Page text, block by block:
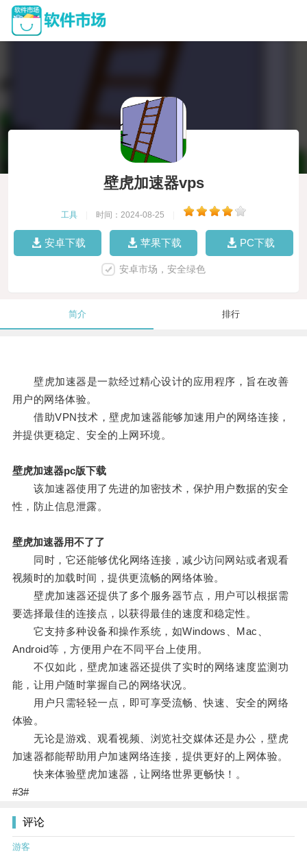
壁虎加速器vps
工具 时间：2024-08-25
安卓下载 苹果下载 PC下载
安卓市场，安全绿色
简介 排行
壁虎加速器是一款经过精心设计的应用程序，旨在改善
用户的网络体验。
借助VPN技术，壁虎加速器能够加速用户的网络连接，
并提供更稳定、安全的上网环境。
壁虎加速器pc版下载
该加速器使用了先进的加密技术，保护用户数据的安全
性，防止信息泄露。
壁虎加速器用不了了
同时，它还能够优化网络连接，减少访问网站或者观看
视频时的加载时间，提供更流畅的网络体验。
壁虎加速器还提供了多个服务器节点，用户可以根据需
要选择最佳的连接点，以获得最佳的速度和稳定性。
它支持多种设备和操作系统，如Windows、Mac、
Android等，方便用户在不同平台上使用。
不仅如此，壁虎加速器还提供了实时的网络速度监测功
能，让用户随时掌握自己的网络状况。
用户只需轻轻一点，即可享受流畅、快速、安全的网络
体验。
无论是游戏、观看视频、浏览社交媒体还是办公，壁虎
加速器都能帮助用户加速网络连接，提供更好的上网体验。
快来体验壁虎加速器，让网络世界更畅快！。
#3#
评论
游客